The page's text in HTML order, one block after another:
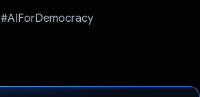
#AIForDemocracy